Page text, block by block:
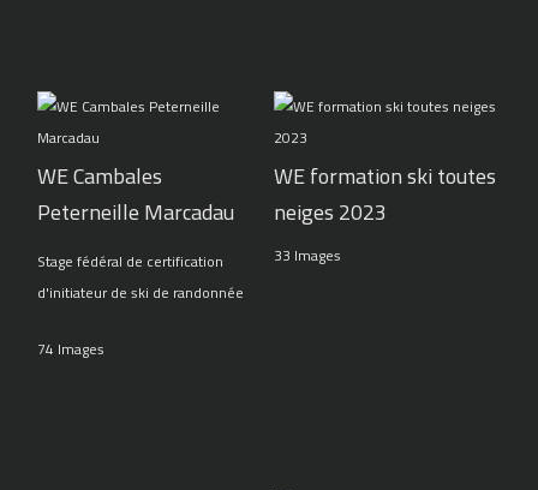
WE Cambales
Peterneille Marcadau
Stage fédéral de certification
d'initiateur de ski de randonnée
74 Images
WE formation ski toutes
neiges 2023
33 Images